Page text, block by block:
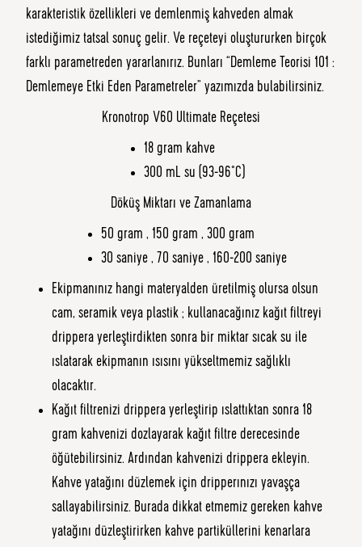
karakteristik özellikleri ve demlenmiş kahveden almak
istediğimiz tatsal sonuç gelir. Ve reçeteyi oluştururken birçok
farklı parametreden yararlanırız. Bunları “Demleme Teorisi 101 :
Demlemeye Etki Eden Parametreler” yazımızda bulabilirsiniz.
Kronotrop V60 Ultimate Reçetesi
18 gram kahve
300 mL su (93-96°C)
Döküş Miktarı ve Zamanlama
50 gram , 150 gram , 300 gram
30 saniye , 70 saniye , 160-200 saniye
Ekipmanınız hangi materyalden üretilmiş olursa olsun
cam, seramik veya plastik ; kullanacağınız kağıt filtreyi
drippera yerleştirdikten sonra bir miktar sıcak su ile
ıslatarak ekipmanın ısısını yükseltmemiz sağlıklı
olacaktır.
Kağıt filtrenizi drippera yerleştirip ıslattıktan sonra 18
gram kahvenizi dozlayarak kağıt filtre derecesinde
öğütebilirsiniz. Ardından kahvenizi drippera ekleyin.
Kahve yatağını düzlemek için dripperınızı yavaşça
sallayabilirsiniz. Burada dikkat etmemiz gereken kahve
yatağını düzleştirirken kahve partiküllerini kenarlara